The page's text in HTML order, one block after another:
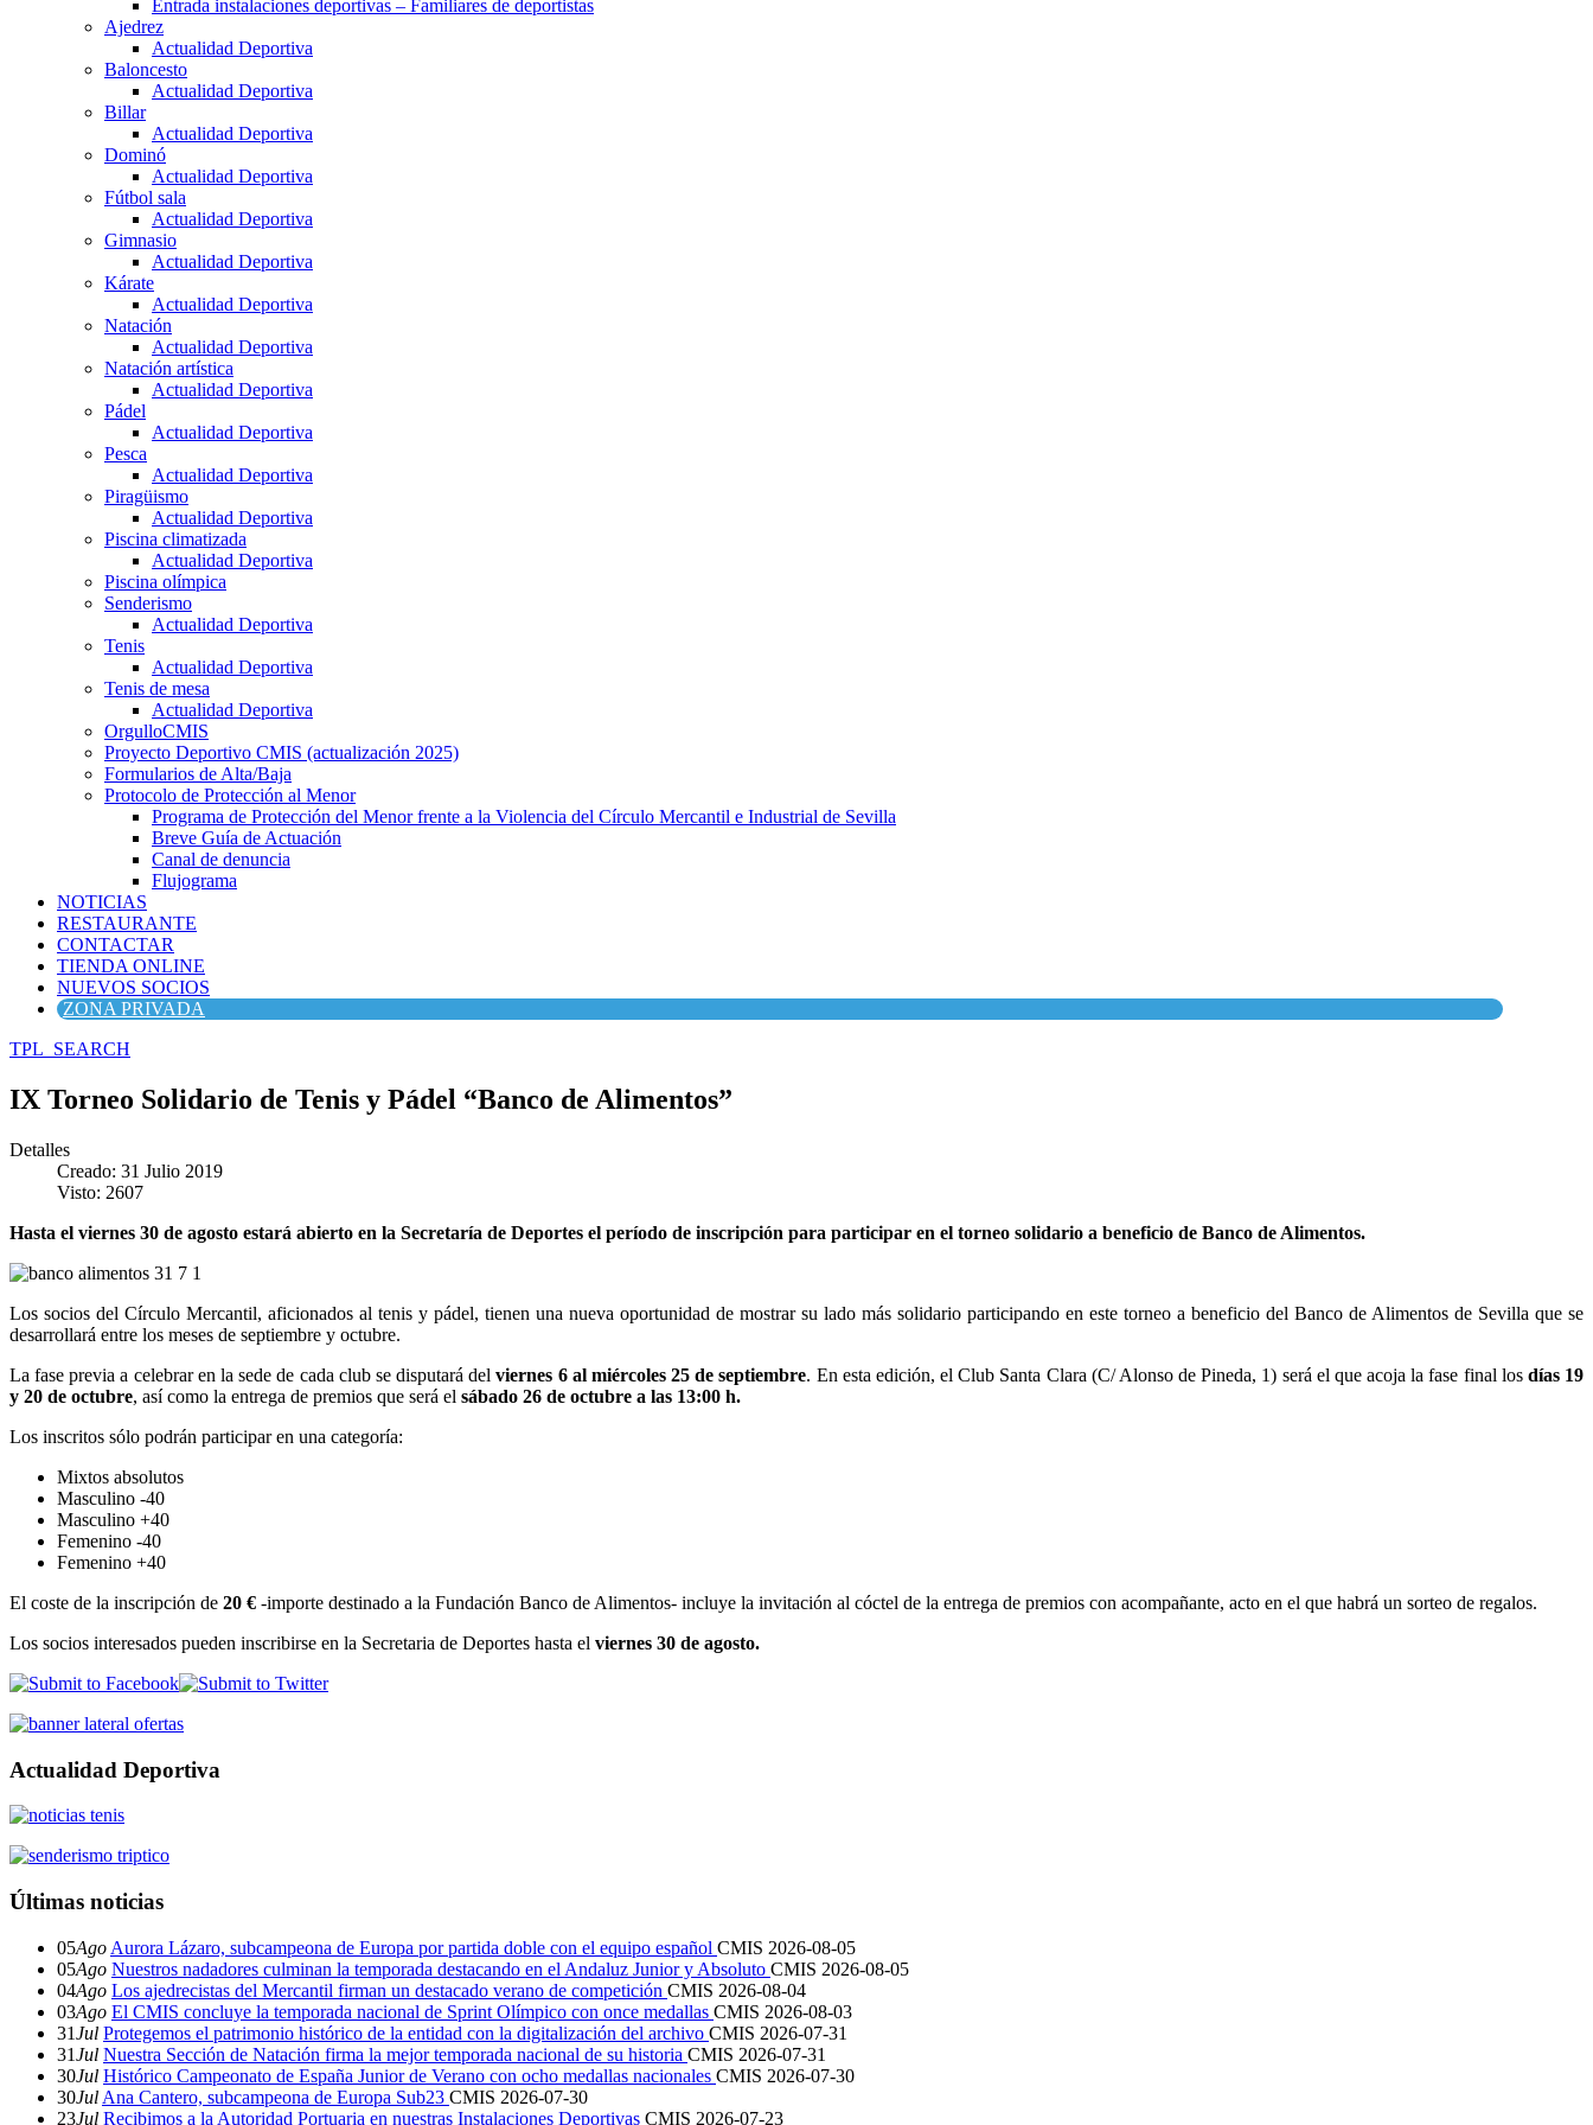
Entrada instalaciones deportivas – Familiares de deportistas
Ajedrez
Actualidad Deportiva
Baloncesto
Actualidad Deportiva
Billar
Actualidad Deportiva
Dominó
Actualidad Deportiva
Fútbol sala
Actualidad Deportiva
Gimnasio
Actualidad Deportiva
Kárate
Actualidad Deportiva
Natación
Actualidad Deportiva
Natación artística
Actualidad Deportiva
Pádel
Actualidad Deportiva
Pesca
Actualidad Deportiva
Piragüismo
Actualidad Deportiva
Piscina climatizada
Actualidad Deportiva
Piscina olímpica
Senderismo
Actualidad Deportiva
Tenis
Actualidad Deportiva
Tenis de mesa
Actualidad Deportiva
OrgulloCMIS
Proyecto Deportivo CMIS (actualización 2025)
Formularios de Alta/Baja
Protocolo de Protección al Menor
Programa de Protección del Menor frente a la Violencia del Círculo Mercantil e Industrial de Sevilla
Breve Guía de Actuación
Canal de denuncia
Flujograma
NOTICIAS
RESTAURANTE
CONTACTAR
TIENDA ONLINE
NUEVOS SOCIOS
ZONA PRIVADA
TPL_SEARCH
IX Torneo Solidario de Tenis y Pádel “Banco de Alimentos”
Detalles
Creado: 31 Julio 2019
Visto: 2607
Hasta el viernes 30 de agosto estará abierto en la Secretaría de Deportes el período de inscripción para participar en el torneo solidario a beneficio de Banco de Alimentos.
Los socios del Círculo Mercantil, aficionados al tenis y pádel, tienen una nueva oportunidad de mostrar su lado más solidario participando en este torneo a beneficio del Banco de Alimentos de Sevilla que se
desarrollará entre los meses de septiembre y octubre.
La fase previa a celebrar en la sede de cada club se disputará delviernes 6 al miércoles 25 de septiembre. En esta edición, el Club Santa Clara (C/ Alonso de Pineda, 1) será el que acoja la fase final los días 19
y 20 de octubre, así como la entrega de premios que será el sábado 26 de octubre a las 13:00 h.
Los inscritos sólo podrán participar en una categoría:
Mixtos absolutos
Masculino -40
Masculino +40
Femenino -40
Femenino +40
El coste de la inscripción de 20 € -importe destinado a la Fundación Banco de Alimentos- incluye la invitación al cóctel de la entrega de premios con acompañante, acto en el que habrá un sorteo de regalos.
Los socios interesados pueden inscribirse en la Secretaria de Deportes hasta el viernes 30 de agosto.
Actualidad Deportiva
Últimas noticias
05Ago Aurora Lázaro, subcampeona de Europa por partida doble con el equipo español CMIS 2026-08-05
05Ago Nuestros nadadores culminan la temporada destacando en el Andaluz Junior y Absoluto CMIS 2026-08-05
04Ago Los ajedrecistas del Mercantil firman un destacado verano de competición CMIS 2026-08-04
03Ago El CMIS concluye la temporada nacional de Sprint Olímpico con once medallas CMIS 2026-08-03
31Jul Protegemos el patrimonio histórico de la entidad con la digitalización del archivo CMIS 2026-07-31
31Jul Nuestra Sección de Natación firma la mejor temporada nacional de su historia CMIS 2026-07-31
30Jul Histórico Campeonato de España Junior de Verano con ocho medallas nacionales CMIS 2026-07-30
30Jul Ana Cantero, subcampeona de Europa Sub23 CMIS 2026-07-30
23Jul Recibimos a la Autoridad Portuaria en nuestras Instalaciones Deportivas CMIS 2026-07-23